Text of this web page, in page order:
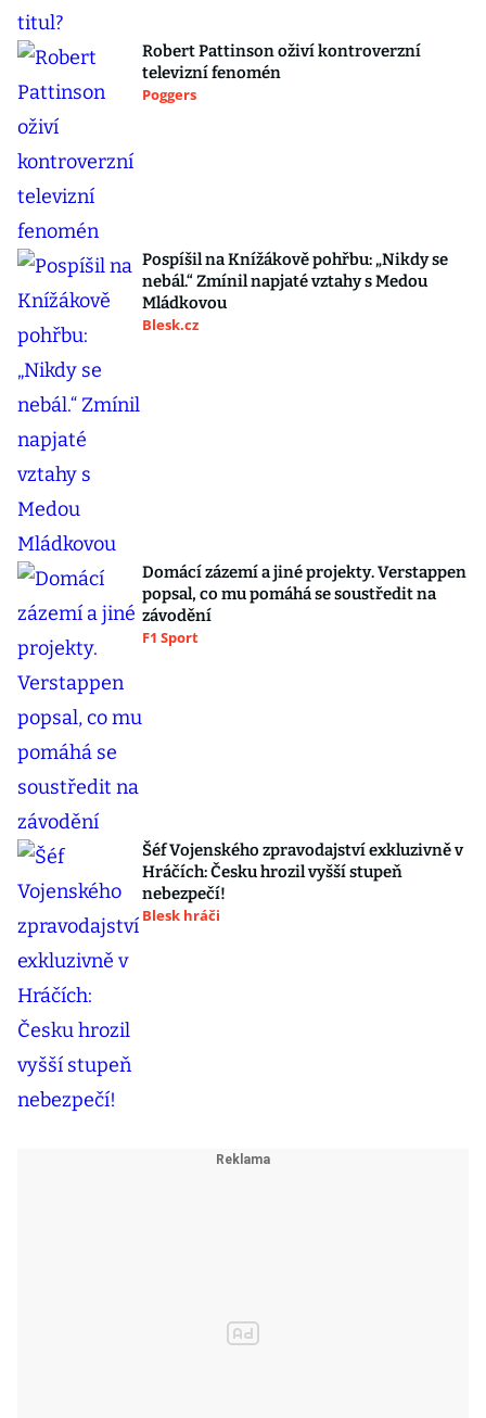
Robert Pattinson oživí kontroverzní
televizní fenomén
Poggers
Pospíšil na Knížákově pohřbu: „Nikdy se
nebál.“ Zmínil napjaté vztahy s Medou
Mládkovou
Blesk.cz
Domácí zázemí a jiné projekty. Verstappen
popsal, co mu pomáhá se soustředit na
závodění
F1 Sport
Šéf Vojenského zpravodajství exkluzivně v
Hráčích: Česku hrozil vyšší stupeň
nebezpečí!
Blesk hráči